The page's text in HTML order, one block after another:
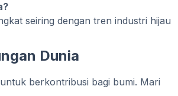
seiring dengan tren industri hijau
Dunia
berkontribusi bagi bumi. Mari